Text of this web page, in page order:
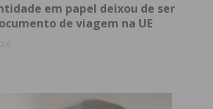
condições
em papel deixou de ser
de viagem na UE